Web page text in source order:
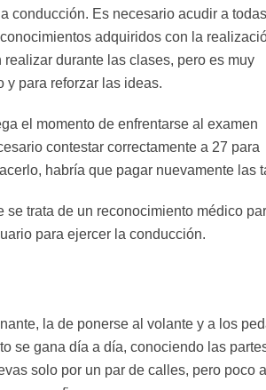
conducción. Es necesario acudir a
adquiridos con la
durante las clases, pero es muy
y para reforzar las ideas.
el momento de enfrentarse al examen
contestar correctamente a 27 para
habría que pagar nuevamente las
trata de un reconocimiento médico
para ejercer la conducción.
la de ponerse al volante y a los
se gana día a día, conociendo las
solo por un par de calles, pero poco